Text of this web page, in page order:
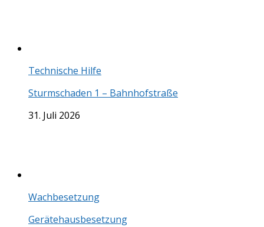
Technische Hilfe
Sturmschaden 1 – Bahnhofstraße
31. Juli 2026
Wachbesetzung
Gerätehausbesetzung